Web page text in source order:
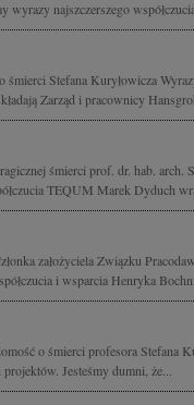
wyrazy najszczerszego
Stefana Kuryłowicza
Zarząd i pracownicy
śmierci prof. dr. hab. arch.
TEQUM Marek Dyduch
założyciela Związku
i wsparcia Henryka
o śmierci profesora Stefana
Jesteśmy dumni, że...